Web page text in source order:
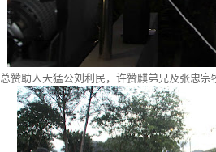
总赞助人天猛公刘利民，许赞麒弟兄及张忠宗